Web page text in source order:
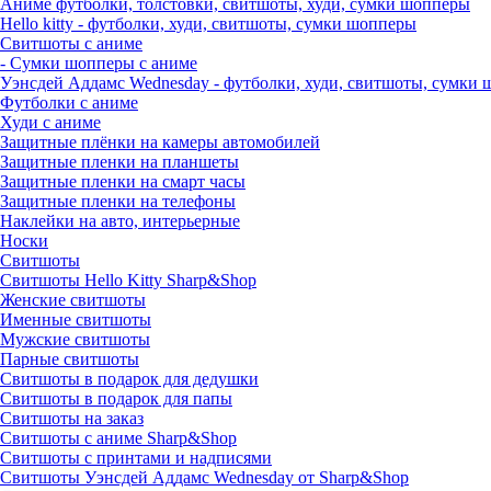
Аниме футболки, толстовки, свитшоты, худи, сумки шопперы
Hello kitty - футболки, худи, свитшоты, сумки шопперы
Свитшоты с аниме
- Сумки шопперы с аниме
Уэнсдей Аддамс Wednesday - футболки, худи, свитшоты, сумки
Футболки с аниме
Худи с аниме
Защитные плёнки на камеры автомобилей
Защитные пленки на планшеты
Защитные пленки на смарт часы
Защитные пленки на телефоны
Наклейки на авто, интерьерные
Носки
Свитшоты
Cвитшоты Hello Kitty Sharp&Shop
Женские свитшоты
Именные свитшоты
Мужские свитшоты
Парные свитшоты
Свитшоты в подарок для дедушки
Свитшоты в подарок для папы
Свитшоты на заказ
Свитшоты с аниме Sharp&Shop
Свитшоты с принтами и надписями
Свитшоты Уэнсдей Аддамс Wednesday от Sharp&Shop